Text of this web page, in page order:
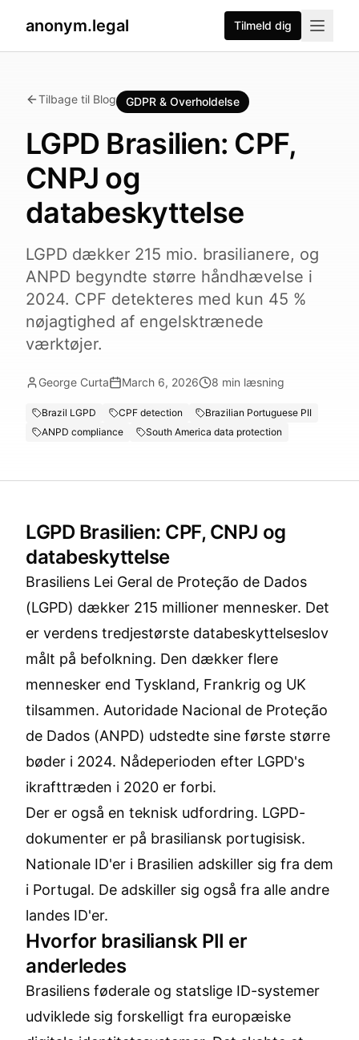
anonym.legal Tilmeld dig
Tilbage til Blog GDPR & Overholdelse
LGPD Brasilien: CPF,
CNPJ og
databeskyttelse
LGPD dækker 215 mio. brasilianere, og
ANPD begyndte større håndhævelse i
2024. CPF detekteres med kun 45 %
nøjagtighed af engelsktrænede
værktøjer.
George Curta March 6, 2026 8 min læsning
Brazil LGPD CPF detection
Brazilian Portuguese PII
ANPD compliance
South America data protection
LGPD Brasilien: CPF, CNPJ og
databeskyttelse
Brasiliens Lei Geral de Proteção de Dados
(LGPD) dækker 215 millioner mennesker. Det
er verdens tredjestørste databeskyttelseslov
målt på befolkning. Den dækker flere
mennesker end Tyskland, Frankrig og UK
tilsammen. Autoridade Nacional de Proteção
de Dados (ANPD) udstedte sine første større
bøder i 2024. Nådeperioden efter LGPD's
ikrafttræden i 2020 er forbi.
Der er også en teknisk udfordring. LGPD-
dokumenter er på brasiliansk portugisisk.
Nationale ID'er i Brasilien adskiller sig fra dem
i Portugal. De adskiller sig også fra alle andre
landes ID'er.
Hvorfor brasiliansk PII er
anderledes
Brasiliens føderale og statslige ID-systemer
udviklede sig forskelligt fra europæiske